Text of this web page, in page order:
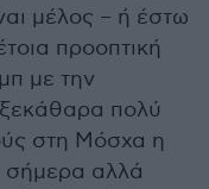
μέλος – ή έστω
προοπτική
με την
ξεκάθαρα πολύ
στη Μόσχα η
σήμερα αλλά